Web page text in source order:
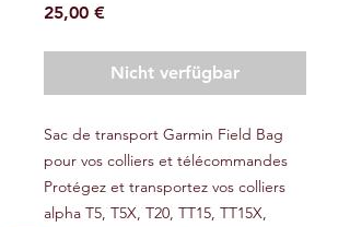
25,00 €Preis
Nicht verfügbar
Sac de transport Garmin Field Bag
pour vos colliers et télécommandes
Protégez et transportez vos colliers
alpha T5, T5X, T20, TT15, TT15X,